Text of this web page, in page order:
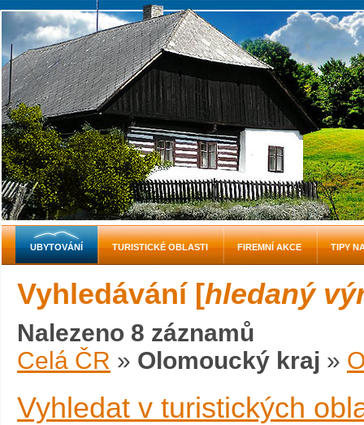
Vyhledávání [hledaný
Nalezeno 8 záznamů
Celá ČR » Olomoucký kraj »
Vyhledat v turistických
UBYTOVÁNÍ TURISTICKÉ OBLASTI FIREMNÍ AKCE TIPY